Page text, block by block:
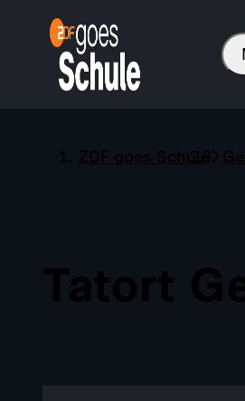
ZDF goes Schule
Tatort